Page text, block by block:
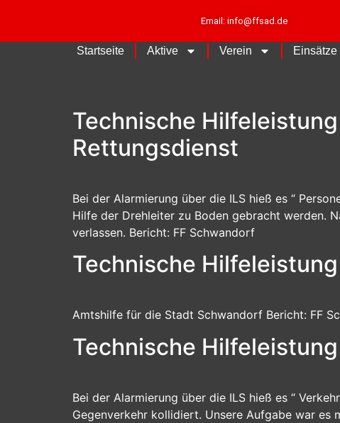
Email: info@ffsad.de
Startseite Aktive Verein Einsätze
Technische
Rettungsdienst
Bei der Alarmierung über die ILS hieß es “
Hilfe der Drehleiter zu Boden gebracht werden.
verlassen. Bericht: FF Schwandorf
Technische
Amtshilfe für die Stadt Schwandorf Bericht: FF
Technische
Bei der Alarmierung über die ILS hieß es “
Gegenverkehr kollidiert. Unsere Aufgabe war es